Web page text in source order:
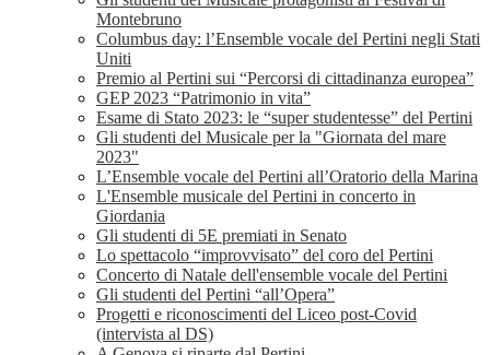
Montebruno
Columbus day: l’Ensemble vocale del Pertini negli Stati
Uniti
Premio al Pertini sui “Percorsi di cittadinanza europea”
GEP 2023 “Patrimonio in vita”
Esame di Stato 2023: le “super studentesse” del Pertini
Gli studenti del Musicale per la "Giornata del mare
2023"
L’Ensemble vocale del Pertini all’Oratorio della Marina
L'Ensemble musicale del Pertini in concerto in
Giordania
Gli studenti di 5E premiati in Senato
Lo spettacolo “improvvisato” del coro del Pertini
Concerto di Natale dell'ensemble vocale del Pertini
Gli studenti del Pertini “all’Opera”
Progetti e riconoscimenti del Liceo post-Covid
(intervista al DS)